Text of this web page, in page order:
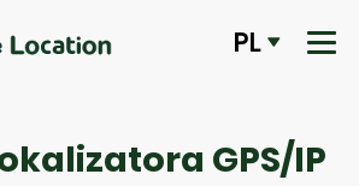
PL
GPS/IP